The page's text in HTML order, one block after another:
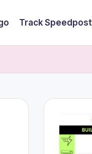
Track Speedpost